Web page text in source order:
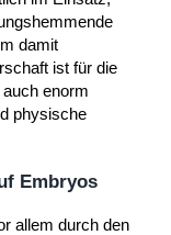
damit
ist für die
enorm
physische
Embryos
allem durch den